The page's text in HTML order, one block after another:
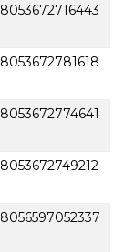
8053672716443
8053672781618
8053672774641
8053672749212
8056597052337